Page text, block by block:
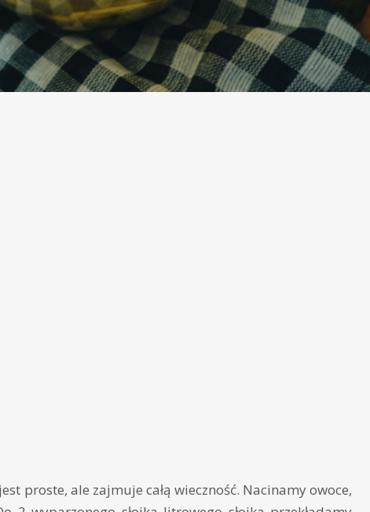
proste, ale zajmuje całą wieczność. Nacinamy owoce,